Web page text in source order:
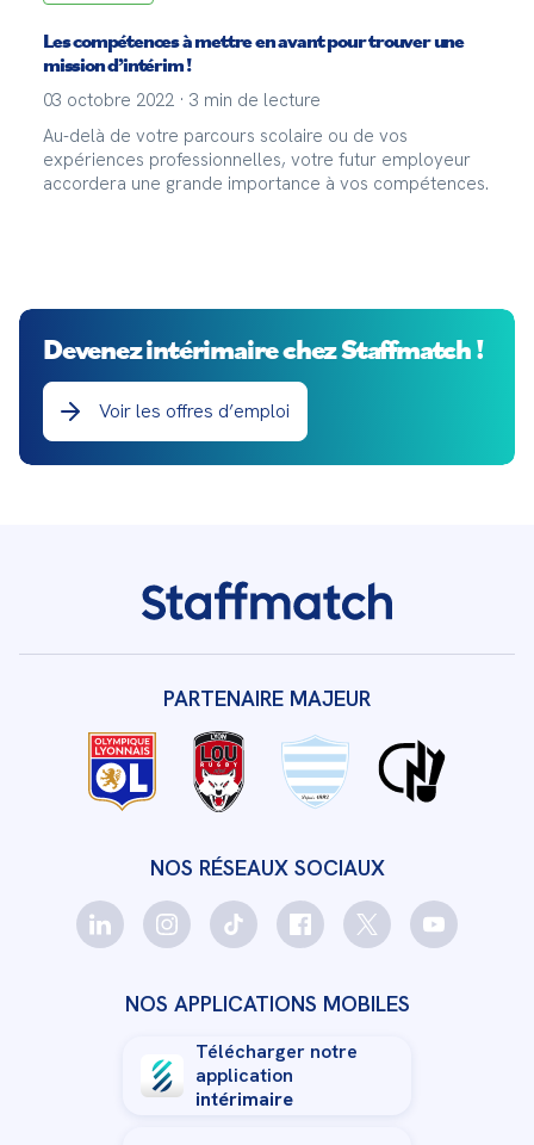
Les compétences à mettre en avant pour trouver une
mission d’intérim !
03 octobre 2022 · 3 min de lecture
Au-delà de votre parcours scolaire ou de vos
expériences professionnelles, votre futur employeur
accordera une grande importance à vos compétences.
Devenez intérimaire chez Staffmatch !
Voir les offres d’emploi
NOS RÉSEAUX SOCIAUX
PARTENAIRE MAJEUR
NOS APPLICATIONS MOBILES
Télécharger notre
application
intérimaire